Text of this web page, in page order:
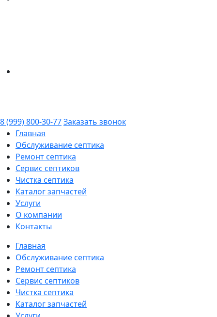
8 (999) 800-30-77Заказать звонок
Главная
Обслуживание септика
Ремонт септика
Сервис септиков
Чистка септика
Каталог запчастей
Услуги
О компании
Контакты
Главная
Обслуживание септика
Ремонт септика
Сервис септиков
Чистка септика
Каталог запчастей